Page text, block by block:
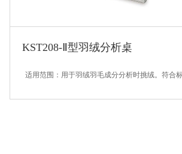
KST208-Ⅱ型羽绒分析桌